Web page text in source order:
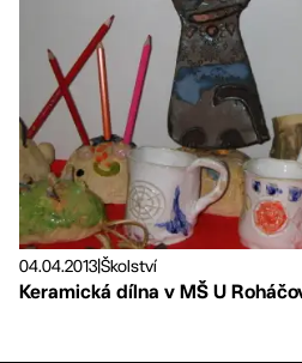
04.04.2013Školství
Keramická dílna v MŠ U